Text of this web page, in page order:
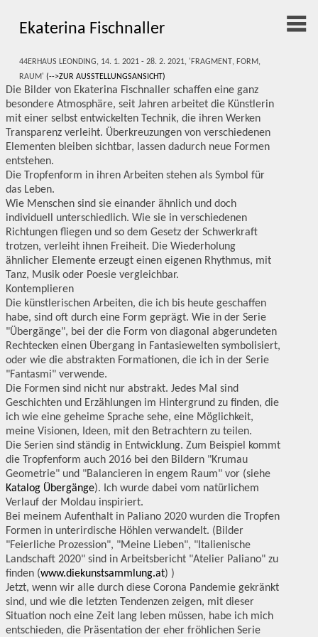
Ekaterina Fischnaller
44erHaus Leonding, 14. 1. 2021 - 28. 2. 2021, 'Fragment, Form,
Raum'(-->zur Ausstellungsansicht)
Die Bilder von Ekaterina Fischnaller schaffen eine ganz
besondere Atmosphäre, seit Jahren arbeitet die Künstlerin
mit einer selbst entwickelten Technik, die ihren Werken
Transparenz verleiht. Überkreuzungen von verschiedenen
Elementen bleiben sichtbar, lassen dadurch neue Formen
entstehen.
Die Tropfenform in ihren Arbeiten stehen als Symbol für
das Leben.
Wie Menschen sind sie einander ähnlich und doch
individuell unterschiedlich. Wie sie in verschiedenen
Richtungen fliegen und so dem Gesetz der Schwerkraft
trotzen, verleiht ihnen Freiheit. Die Wiederholung
ähnlicher Elemente erzeugt einen eigenen Rhythmus, mit
Tanz, Musik oder Poesie vergleichbar.
Kontemplieren
Die künstlerischen Arbeiten, die ich bis heute geschaffen
habe, sind oft durch eine Form geprägt. Wie in der Serie
"Übergänge", bei der die Form von diagonal abgerundeten
Rechtecken einen Übergang in Fantasiewelten symbolisiert,
oder wie die abstrakten Formationen, die ich in der Serie
"Fantasmi" verwende.
Die Formen sind nicht nur abstrakt. Jedes Mal sind
Geschichten und Erzählungen im Hintergrund zu finden, die
ich wie eine geheime Sprache sehe, eine Möglichkeit,
meine Visionen, Ideen, mit den Betrachtern zu teilen.
Die Serien sind ständig in Entwicklung. Zum Beispiel kommt
die Tropfenform auch 2016 bei den Bildern "Krumau
Geometrie" und "Balancieren in engem Raum" vor (siehe
Katalog Übergänge). Ich wurde dabei vom natürlichem
Verlauf der Moldau inspiriert.
Bei meinem Aufenthalt in Paliano 2020 wurden die Tropfen
Formen in unterirdische Höhlen verwandelt. (Bilder
"Feierliche Prozession", "Meine Lieben", "Italienische
Landschaft 2020" sind in Arbeitsbericht "Atelier Paliano" zu
finden (www.diekunstsammlung.at) )
Jetzt, wenn wir alle durch diese Corona Pandemie gekränkt
sind, und wie die letzten Tendenzen zeigen, mit dieser
Situation noch eine Zeit lang leben müssen, habe ich mich
entschieden, die Präsentation der eher fröhlichen Serie